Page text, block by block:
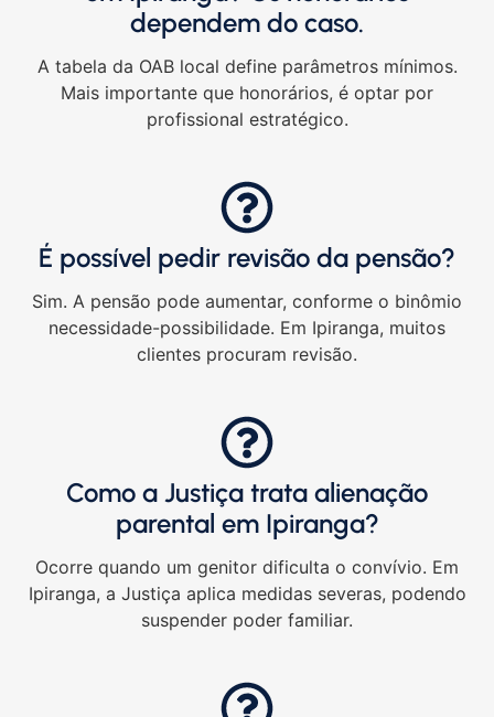
dependem do caso.
A tabela da OAB local define parâmetros mínimos.
Mais importante que honorários, é optar por
profissional estratégico.
É possível pedir revisão da pensão?
Sim. A pensão pode aumentar, conforme o binômio
necessidade-possibilidade. Em Ipiranga, muitos
clientes procuram revisão.
Como a Justiça trata alienação
parental em Ipiranga?
Ocorre quando um genitor dificulta o convívio. Em
Ipiranga, a Justiça aplica medidas severas, podendo
suspender poder familiar.